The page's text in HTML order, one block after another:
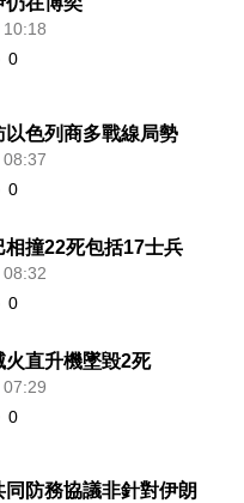
0
以色列商多戰線局勢
0
相撞22死包括17士兵
0
火直升機墜毀2死
0
同防務協議非針對伊朗